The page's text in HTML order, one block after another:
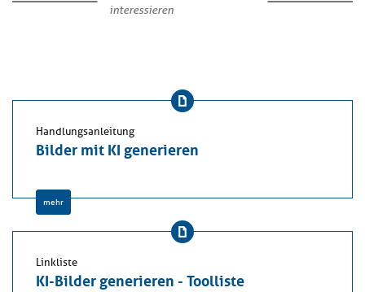
interessieren
Handlungsanleitung
Bilder mit KI generieren
mehr
Linkliste
KI-Bilder generieren - Toolliste